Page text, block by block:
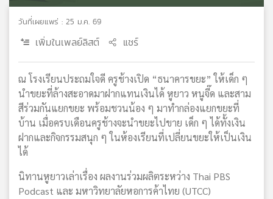
บี
เอส
วิทยุ
เครือ
ข่าย
วันที่เผยแพร่ : 25 ม.ค. 69
เพิ่มในเพลย์ลิสต์ แชร์
ณ โรงเรียนประถมใจดี ครูช้างเปิด “ธนาคารขยะ” ให้เด็ก ๆ
นำขยะที่ล้างสะอาดมาฝากแทนเงินได้ หูยาว หนูจี๊ด และสาม
สีร่วมกันแยกขยะ พร้อมชวนน้อง ๆ มาทำกล่องแยกขยะที่
บ้าน เมื่อครบเดือนครูช้างจะนำขยะไปขาย เด็ก ๆ ได้ทั้งเงิน
ฝากและกิจกรรมสนุก ๆ ในห้องเรียนที่เปลี่ยนขยะให้เป็นเงิน
ได้
นิทานหูยาวเล่าเรื่อง ผลงานร่วมผลิตระหว่าง Thai PBS
Podcast และ มหาวิทยาลัยหอการค้าไทย (UTCC)